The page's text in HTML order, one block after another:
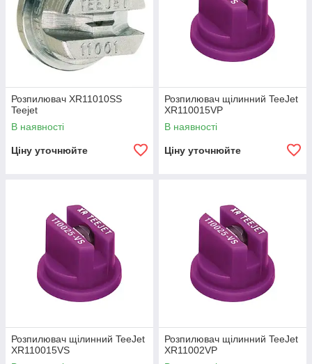
Розпилювач XR11010SS
Teejet
В наявності
Ціну уточнюйте
Розпилювач щілинний TeeJet
XR110015VP
В наявності
Ціну уточнюйте
Розпилювач щілинний TeeJet
XR110015VS
Розпилювач щілинний TeeJet
XR11002VP